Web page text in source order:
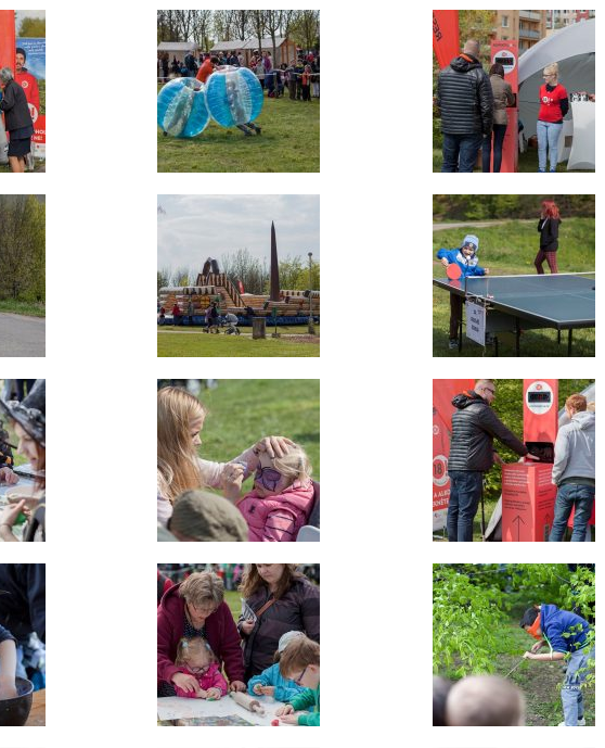
webu a všech
funkcí, které
nabízí.
Nepožadujeme
Váš souhlas s
využitím
technických
cookies na
našem webu.
Z tohoto
individuálně
deaktivovány
nebo
aktivovány.
cookies
Analytické
cookies nám
umožňují
měření
výkonu
našeho webu
a našich
reklamních
Jejich pomocí
určujeme
počet návštěv
a zdroje
návštěv
našich
internetových
stránek. Data
získaná
pomocí těchto